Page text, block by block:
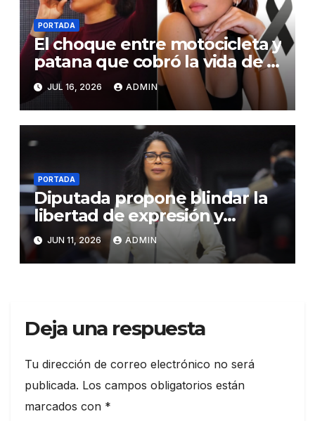
PORTADA
El choque entre motocicleta y
patana que cobró la vida de la
adoradora Emely Familia
Medina
JUL 16, 2026 ADMIN
PORTADA
Diputada propone blindar la
libertad de expresión y
eliminar prisión por opinar
JUN 11, 2026 ADMIN
Deja una respuesta
Tu dirección de correo electrónico no será
publicada. Los campos obligatorios están
marcados con *